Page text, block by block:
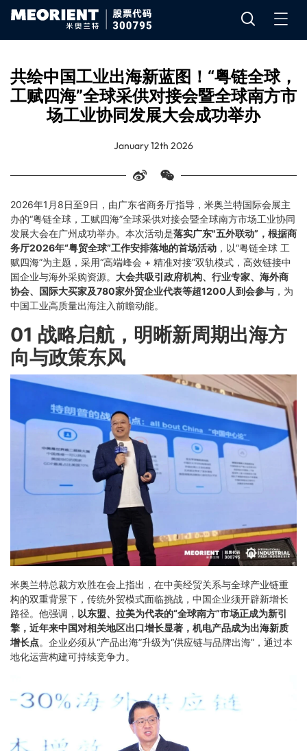
共绘中国工业出海新蓝图！“粤链全球，
工赋四海”全球采供对接会暨全球南方市
场工业协同发展大会成功举办
January 12th 2026
2026年1月8日至9日，由广东省商务厅指导，米奥兰特国际会展主
办的“粤链全球，工赋四海”全球采供对接会暨全球南方市场工业协同
发展大会在广州成功举办。本次活动是落实广东"五外联动”，根据商
务厅2026年“粤贸全球”工作安排落地的首场活动 ，以“粤链全球 工
赋四海”为主题，采用“高端峰会 + 精准对接”双轨模式，高效链接中
国企业与海外采购资源。 大会共吸引政府机构、行业专家、海外商
协会、国际大买家及780家外贸企业代表等超1200人到会参与 ，为
中国工业高质量出海注入前瞻动能。
01 战略启航，明晰新周期出海方
向与政策东风
米奥兰特总裁方欢胜在会上指出，在中美经贸关系与全球产业链重
构的双重背景下，传统外贸模式面临挑战，中国企业须开辟新增长
路径。他强调， 以东盟、拉美为代表的“全球南方”市场正成为新引
擎，近年来中国对相关地区出口增长显著，机电产品成为出海新质
增长点。企业必须从“产品出海”升级为“供应链与品牌出海”，通过本
地化运营构建可持续竞争力。